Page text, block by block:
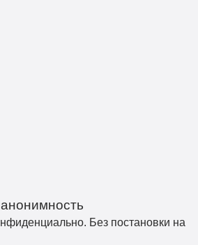
Без постановки на